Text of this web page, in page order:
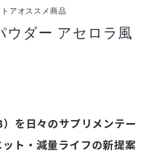
アオススメ商品
ウダー アセロラ風
を日々のサプリメンテー
ト・減量ライフの新提案